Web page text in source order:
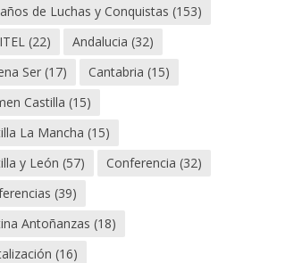
de Luchas y Conquistas (153)
(22) Andalucia (32)
Ser (17) Cantabria (15)
Castilla (15)
La Mancha (15)
y León (57) Conferencia (32)
(39)
Antoñanzas (18)
(16)